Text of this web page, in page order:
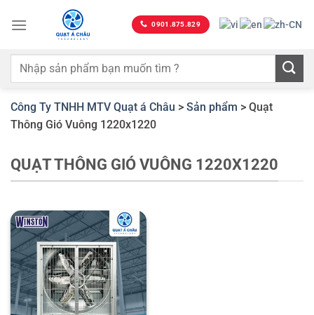
qua
dung
0901.875.829
Công Ty TNHH MTV Quạt á Châu > Sản phẩm > Quạt
Thông Gió Vuông 1220x1220
QUẠT THÔNG GIÓ VUÔNG 1220X1220